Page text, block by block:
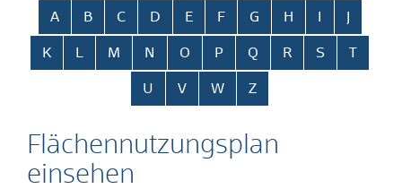
Alphabetisches Register überspringen
A B C D E F G H
K L M N O P Q R S T
U V W Z
Flächennutzungsplan
einsehen